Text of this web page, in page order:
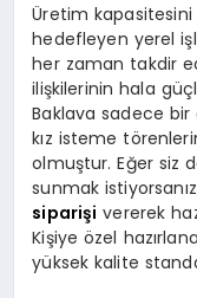
Üretim kapasitesini
hedefleyen yerel
her zaman takdir
ilişkilerinin hala
Baklava sadece bir
kız isteme
olmuştur. Eğer siz
sunmak
siparişi vererek
Kişiye özel
yüksek kalite